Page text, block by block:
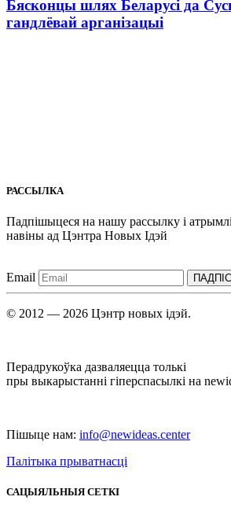
Бясконцы шлях Беларусі да
гандлёвай арганізацыі
РАССЫЛКА
Падпішыцеся на нашу рассылкy і
навіны ад Цэнтра Новых Iдэй
Email
© 2012 — 2026 Цэнтр новых ідэй.
Перадрукоўка дазваляецца толькі
пры выкарыстанні гіперспасылкі на
Пішыце нам: info@newideas.center
Палітыка прыватнасці
САЦЫЯЛЬНЫЯ СЕТКІ